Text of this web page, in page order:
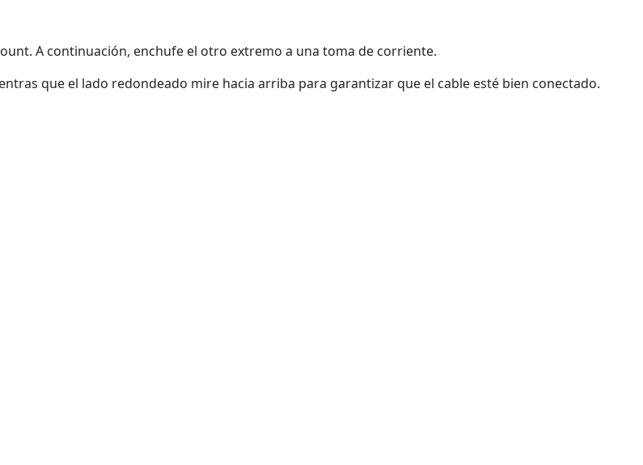
A continuación, enchufe el otro extremo a una toma de corriente.
que el lado redondeado mire hacia arriba para garantizar que el cable esté bien conectado.